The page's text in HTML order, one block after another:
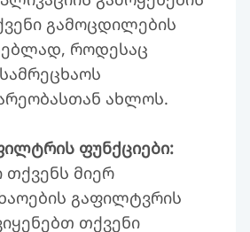
გამოცდილების
როდესაც
ახლოს.
ფუნქციები:
თქვენს მიერ
გაფილტვრის
თქვენი